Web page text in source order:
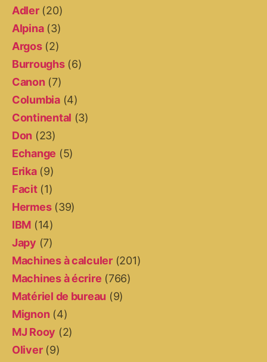
Adler(20)
Alpina(3)
Argos(2)
Burroughs(6)
Canon (7)
Columbia(4)
Continental (3)
Don (23)
Echange (5)
Erika(9)
Facit(1)
Hermes(39)
IBM (14)
Japy (7)
Machines à calculer(201)
Machines à écrire (766)
Matériel de bureau (9)
Mignon (4)
MJ Rooy (2)
Oliver(9)